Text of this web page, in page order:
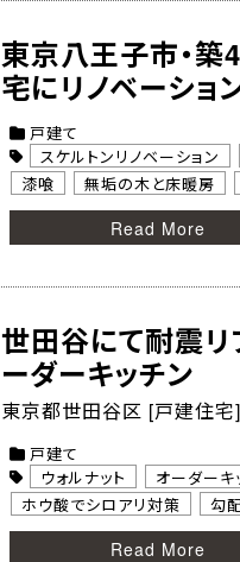
東京八王子市・
宅にリノベーショ
戸建て
スケルトンリノベーション
漆喰
無垢の木と床暖房
Read More
世田谷にて耐震リ
ーダーキッチン
東京都世田谷区 [戸建住宅]
戸建て
ウォルナット
オーダーキ
ホウ酸でシロアリ対策
勾
Read More